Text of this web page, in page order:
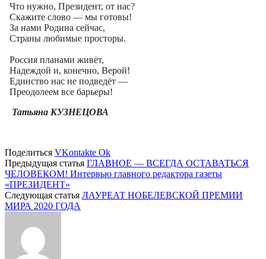
Что нужно, Президент, от нас?
Скажите слово — мы готовы!
За нами Родина сейчас,
Страны любимые просторы.
Россия планами живёт,
Надеждой и, конечно, Верой!
Единство нас не подведёт —
Преодолеем все барьеры!
Татьяна КУЗНЕЦОВА
Поделиться VKontakte Ok
Предыдущая статья ГЛАВНОЕ — ВСЕГДА ОСТАВАТЬСЯ
ЧЕЛОВЕКОМ! Интервью главного редактора газеты
«ПРЕЗИДЕНТ»
Следующая статья ЛАУРЕАТ НОБЕЛЕВСКОЙ ПРЕМИИ
МИРА 2020 ГОДА